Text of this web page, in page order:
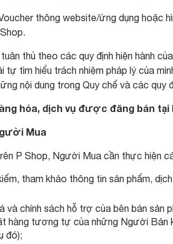
thông website/ứng dụng hoặc
thủ theo các quy định hiện hành
tìm hiểu trách nhiệm pháp lý của
nội dung trong Quy chế và các quy
hóa, dịch vụ được đăng bán tại
Mua
P Shop, Người Mua cần thực hiện
tham khảo thông tin sản phẩm,
và chính sách hỗ trợ của bên bán sản
hàng tương tự của những Người Bán
đó);